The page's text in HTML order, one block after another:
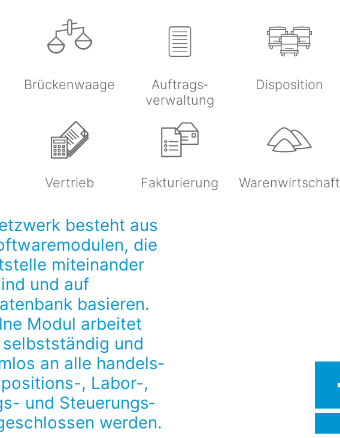
Brücken­waage
Auftrags­
verwaltung
Disposition
Vertrieb Fakturierung Warenwirtschaft
besteht aus
die
miteinander
und auf
basieren.
Modul arbeitet
und
an alle handels­
, Labor-,
und Steuerungs­
werden.